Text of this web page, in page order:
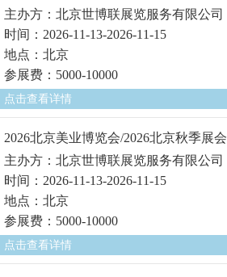
主办方：北京世博联展览服务有限公司
时间：2026-11-13-2026-11-15
地点：北京
参展费：5000-10000
点击查看详情
2026北京美业博览会/2026北京秋季展会
主办方：北京世博联展览服务有限公司
时间：2026-11-13-2026-11-15
地点：北京
参展费：5000-10000
点击查看详情